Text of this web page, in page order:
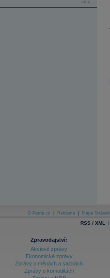
více...
O Patria.cz Reklama Mapa Stránek
RSS / XML |
Zpravodajství:
Akciové zprávy
Ekonomické zprávy
Zprávy o měnách a sazbách
Zprávy o komoditách